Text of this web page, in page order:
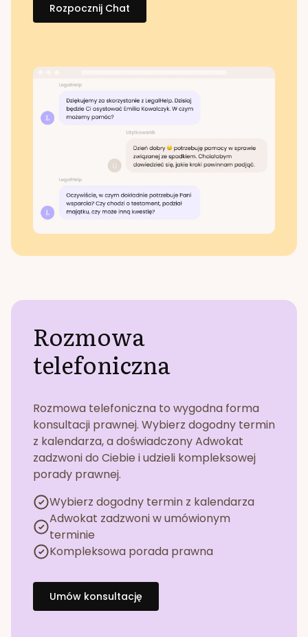
Rozpocznij Chat
Rozmowa
telefoniczna
Rozmowa telefoniczna to wygodna forma
konsultacji prawnej. Wybierz dogodny termin
z kalendarza, a doświadczony Adwokat
zadzwoni do Ciebie i udzieli kompleksowej
porady prawnej.
Wybierz dogodny termin z kalendarza
Adwokat zadzwoni w umówionym
terminie
Kompleksowa porada prawna
Umów konsultację